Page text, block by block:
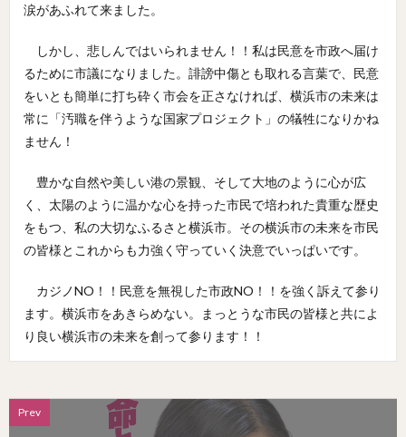
涙があふれて来ました。
しかし、悲しんではいられません！！私は民意を市政へ届け
るために市議になりました。誹謗中傷とも取れる言葉で、民意
をいとも簡単に打ち砕く市会を正さなければ、横浜市の未来は
常に「汚職を伴うような国家プロジェクト」の犠牲になりかね
ません！
豊かな自然や美しい港の景観、そして大地のように心が広
く、太陽のように温かな心を持った市民で培われた貴重な歴史
をもつ、私の大切なふるさと横浜市。その横浜市の未来を市民
の皆様とこれからも力強く守っていく決意でいっぱいです。
カジノNO！！民意を無視した市政NO！！を強く訴えて参り
ます。横浜市をあきらめない。まっとうな市民の皆様と共によ
り良い横浜市の未来を創って参ります！！
Prev